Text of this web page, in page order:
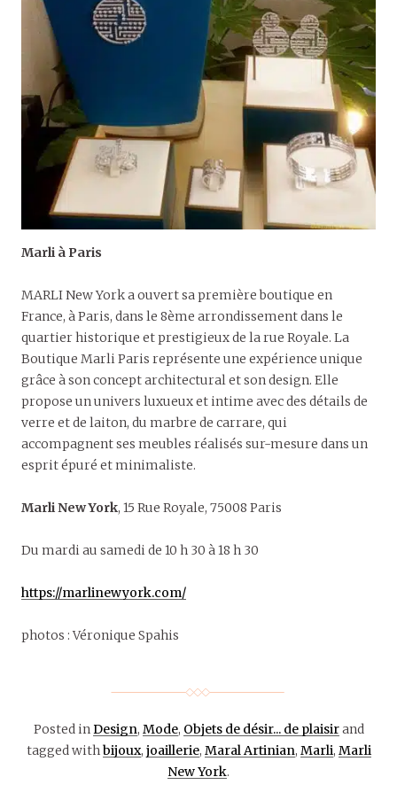
Marli à Paris
MARLI New York a ouvert sa première boutique en
France, à Paris, dans le 8ème arrondissement dans le
quartier historique et prestigieux de la rue Royale. La
Boutique Marli Paris représente une expérience unique
grâce à son concept architectural et son design. Elle
propose un univers luxueux et intime avec des détails de
verre et de laiton, du marbre de carrare, qui
accompagnent ses meubles réalisés sur-mesure dans un
esprit épuré et minimaliste.
Marli New York, 15 Rue Royale, 75008 Paris
Du mardi au samedi de 10 h 30 à 18 h 30
https://marlinewyork.com/
photos : Véronique Spahis
Posted inDesign, Mode, Objets de désir... de plaisirand
tagged withbijoux, joaillerie, Maral Artinian, Marli, Marli
New York.